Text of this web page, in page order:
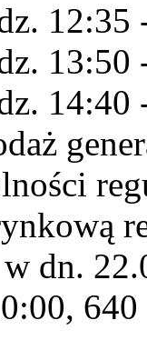
12:35
13:50
14:40
dn.